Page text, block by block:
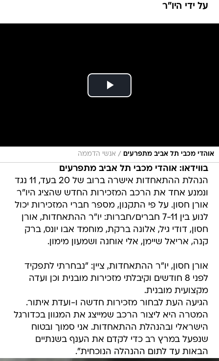
על ידי היו"ר
אוהדי מכבי תל אביב מתפרעים / אנשי הדממה
בווידאו: אוהדי מכבי תל אביב מתפרעים
הנהלת ההתאחדות אישרה ברוב של 20 בעד, 11 נגד
ונמנע אחד את הרכב המזכירות החדש שהציג היו"ר
אורן חסון. על פי התקנון, מספר חברי המזכירות יכול
לנוע בין 7-11 חברים/חברות: יו"ר ההתאחדות, אורן
חסון, דודי גיל, אלונה ברקת, מוחמד אבו יונס, ברק
קנה, אריאל שיימן, אלי אוחנה ושמעון מימון.
אורן חסון, יו"ר ההתאחדות, ציין: "נבחרתי לתפקיד
לפני 8 חודשים וקיבלתי מזכירות מובנית וכן ועדה
מקצועית מובנית.
הגיעה העת לבחור מזכירות חדשה ו-ועדת איתור.
המטרה היא ליצור הרכב שמייצג את המגוון בכדורגל
הישראלי ובהנהלת ההתאחדות. אני סמוך ובטוח
שנפעל במרץ רב כדי לקדם את הענף בשנתיים
הבאות עד לתום ההנהלה הנוכחית".